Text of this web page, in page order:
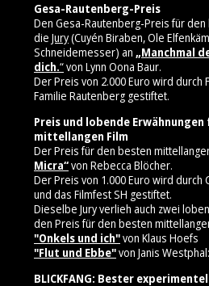
Gesa-Rautenberg-Preis
Den Gesa-Rautenberg-Preis für
die Jury(Cuyén Biraben, Ole
Schneidemesser) an „Manchmal
dich.“von Lynn Oona Baur.
Der Preis von 2.000 Euro wird durch
Familie Rautenberg gestiftet.
Preis und lobende
mittellangen Film
Der Preis für den besten
Micra“von Rebecca Blöcher.
Der Preis von 1.000 Euro wird durch
und das Filmfest SH gestiftet.
Dieselbe Jury verlieh auch zwei
den Preis für den besten
"Onkels und ich"von Klaus Hoefs
"Flut und Ebbe"von Janis Westphal:
BLICKFANG: Bester